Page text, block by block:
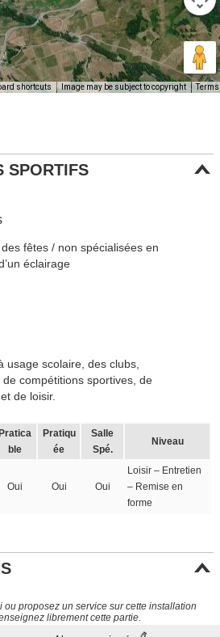
shortcuts Image may be subject to copyright Terms
SPORTIFS
fêtes / non spécialisées en
éclairage
usage scolaire, des clubs,
compétitions sportives, de
de loisir.
Pratica
ble
Pratiqu
ée
Salle
Spé.
Niveau
Oui Oui Oui
Loisir – Entretien
– Remise en
forme
ou proposez un service sur cette installation
librement cette partie.